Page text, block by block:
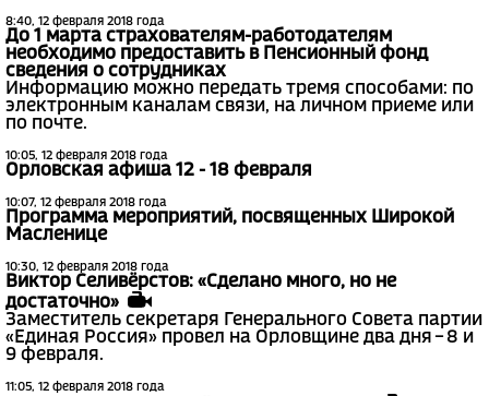
8:40, 12 февраля 2018 года
До 1 марта страхователям-работодателям
необходимо предоставить в Пенсионный фонд
сведения о сотрудниках
Информацию можно передать тремя способами: по
электронным каналам связи, на личном приеме или
по почте.
10:05, 12 февраля 2018 года
Орловская афиша 12 - 18 февраля
10:07, 12 февраля 2018 года
Программа мероприятий, посвященных Широкой
Масленице
10:30, 12 февраля 2018 года
Виктор Селивёрстов: «Сделано много, но не
достаточно»
Заместитель секретаря Генерального Совета партии
«Единая Россия» провел на Орловщине два дня – 8 и
9 февраля.
11:05, 12 февраля 2018 года